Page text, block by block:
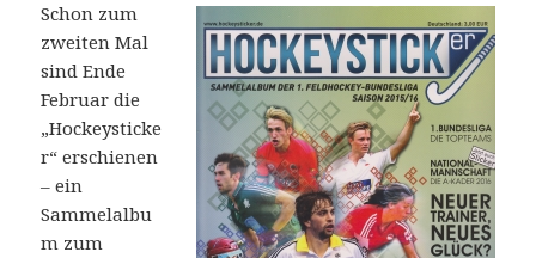
Schon zum
zweiten Mal
sind Ende
Februar die
„Hockeysticke
r“ erschienen
– ein
Sammelalbu
m zum